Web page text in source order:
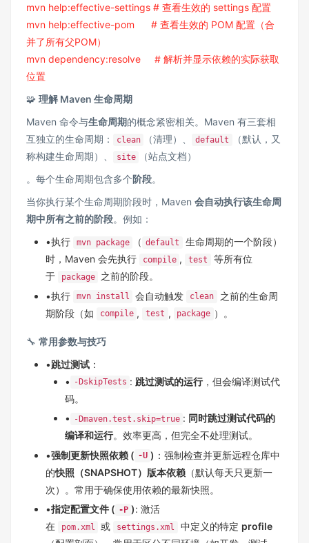
mvn help:effective-settings # 查看生效的 settings 配置
mvn help:effective-pom # 查看生效的 POM 配置（合
并了所有父POM）
mvn dependency:resolve # 解析并显示依赖的实际获取
位置
🧩 ​ ​理解 Maven 生命周期​
Maven 命令与​​生命周期​​的概念紧密相关。Maven 有三套相
互独立的生命周期：
clean （清理）、 default
（默认，又
称构建生命周期）、
site
（站点文档）
。每个生命周期包含多个​​阶段​​。
当你执行某个生命周期阶段时，Maven ​ ​会自动执行该生命周
期中所有之前的阶段​​。例如：
•执行
mvn package （ default
生命周期的一个阶段）
时，Maven 会先执行
compile , test
等所有位
于
package
之前的阶段。
•执行
mvn install 会自动触发 clean
之前的生命周
期阶段（如
compile , test , package ）。
🔧 ​ ​常用参数与技巧​
•​​跳过测试​ ​：
•
-DskipTests : ​ ​跳过测试的运行​​，但会编译测试代
码。
•
-Dmaven.test.skip=true : ​ ​同时跳过测试代码的
编译和运行​​。效率更高，但完全不处理测试。
•​​强制更新快照依赖 ( -U )​ ​：强制检查并更新远程仓库中
的​​快照（SNAPSHOT）版本依赖​ ​（默认每天只更新一
次）。常用于确保使用依赖的最新快照。
•​​指定配置文件 ( -P )​​: 激活
在
pom.xml 或 settings.xml 中定义的特定 ​ ​profile​​